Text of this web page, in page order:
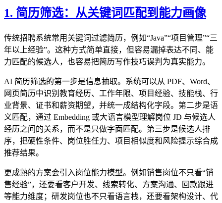
1. 简历筛选：从关键词匹配到能力画像
传统招聘系统常用关键词过滤简历，例如“Java”“项目管理”“三
年以上经验”。这种方式简单直接，但容易漏掉表达不同、能
力匹配的候选人，也容易把简历写作技巧误判为真实能力。
AI 简历筛选的第一步是信息抽取。系统可以从 PDF、Word、
网页简历中识别教育经历、工作年限、项目经验、技能栈、行
业背景、证书和薪资期望，并统一成结构化字段。第二步是语
义匹配，通过 Embedding 或大语言模型理解岗位 JD 与候选人
经历之间的关系，而不是只做字面匹配。第三步是候选人排
序，把硬性条件、岗位胜任力、项目相似度和风险提示综合成
推荐结果。
更成熟的方案会引入岗位能力模型。例如销售岗位不只看“销
售经验”，还要看客户开发、线索转化、方案沟通、回款跟进
等能力维度；研发岗位也不只看语言栈，还要看架构设计、代